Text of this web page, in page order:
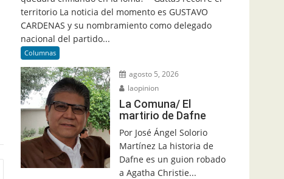
territorio La noticia del momento es GUSTAVO
CARDENAS y su nombramiento como delegado
nacional del partido...
Columnas
agosto 5, 2026
laopinion
La Comuna/ El
martirio de Dafne
Por José Ángel Solorio
Martínez La historia de
Dafne es un guion robado
a Agatha Christie...